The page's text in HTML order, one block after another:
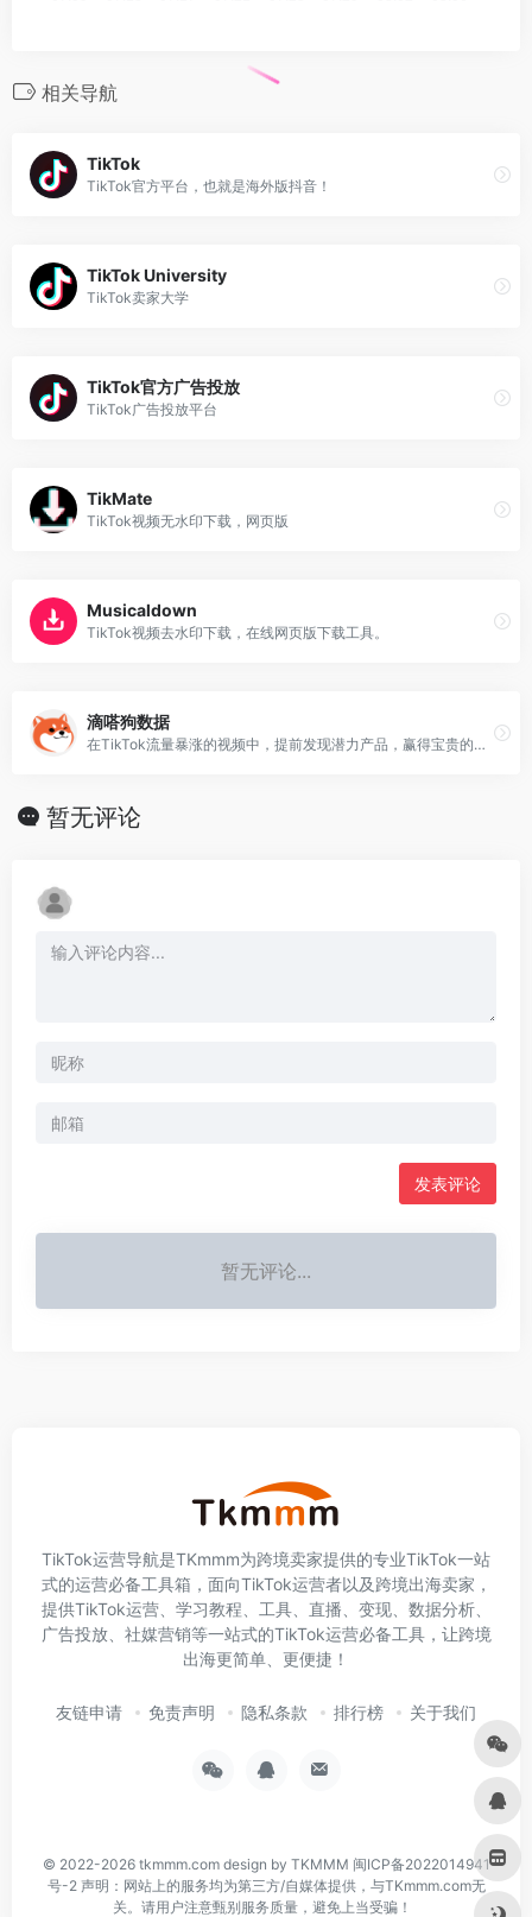
相关导航
TikTok
TikTok官方平台，也就是海外版抖音！
TikTok University
TikTok卖家大学
TikTok官方广告投放
TikTok广告投放平台
TikMate
TikTok视频无水印下载，网页版
Musicaldown
TikTok视频去水印下载，在线网页版下载工具。
滴嗒狗数据
在TikTok流量暴涨的视频中，提前发现潜力产品，赢得宝贵的增长时间窗口。
暂无评论
发表评论
暂无评论...
TikTok运营导航是TKmmm为跨境卖家提供的专业TikTok一站
式的运营必备工具箱，面向TikTok运营者以及跨境出海卖家，
提供TikTok运营、学习教程、工具、直播、变现、数据分析、
广告投放、社媒营销等一站式的TikTok运营必备工具，让跨境
出海更简单、更便捷！
友链申请 免责声明 隐私条款 排行榜 关于我们
© 2022-2026 tkmmm.comdesign by TKMMM 闽ICP备2022014941
号-2声明：网站上的服务均为第三方/自媒体提供，与TKmmm.com无
关。请用户注意甄别服务质量，避免上当受骗！